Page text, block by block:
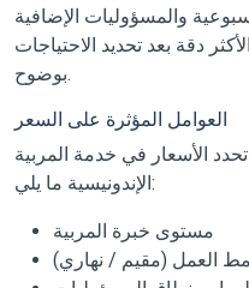
والمسؤوليات الإضافية
دقة بعد تحديد الاحتياجات
بوضوح.
العوامل المؤثرة على السعر
الأسعار في خدمة المربية
الإندونيسية ما يلي:
مستوى خبرة المربية
العمل (مقيم / نهاري)